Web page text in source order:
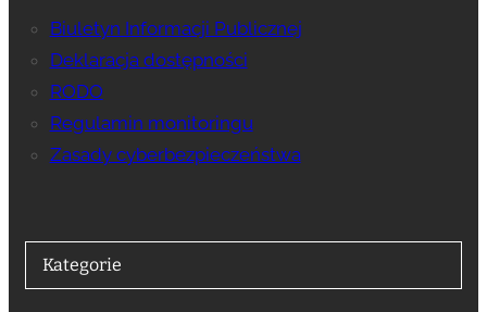
Biuletyn Informacji Publicznej
Deklaracja dostępności
RODO
Regulamin monitoringu
Zasady cyberbezpieczeństwa
Kategorie